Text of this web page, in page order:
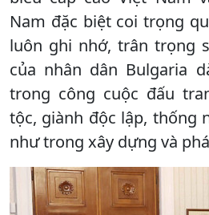
Nam đặc biệt coi trọng
luôn ghi nhớ, trân trọng
của nhân dân Bulgaria
trong công cuộc đấu
tộc, giành độc lập, thống
như trong xây dựng và